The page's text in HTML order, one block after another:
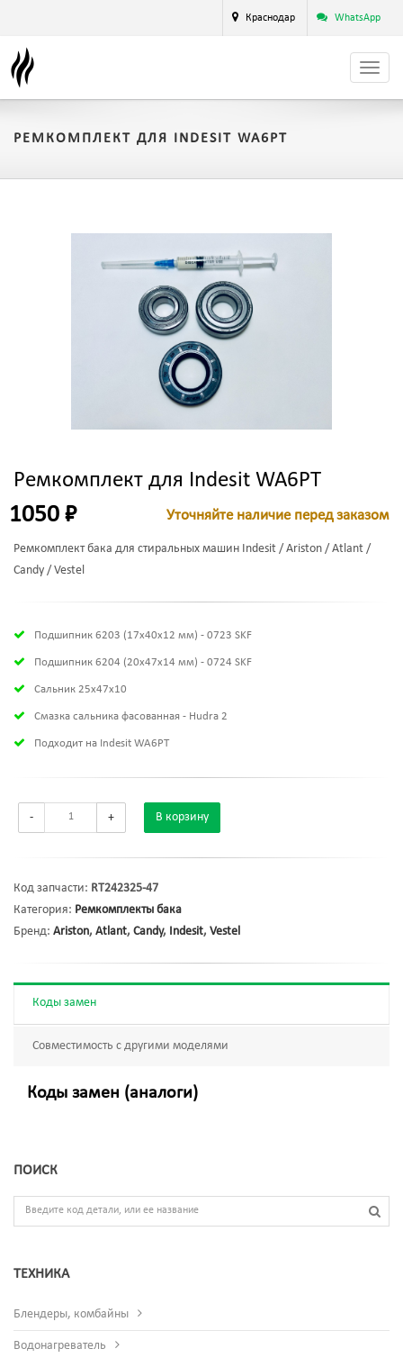
Краснодар WhatsApp
РЕМКОМПЛЕКТ ДЛЯ INDESIT WA6PT
Ремкомплект для Indesit WA6PT
1050 ₽ Уточняйте наличие перед заказом
Ремкомплект бака для стиральных машин Indesit / Ariston / Atlant /
Candy / Vestel
Подшипник 6203 (17х40х12 мм) - 0723 SKF
Подшипник 6204 (20х47х14 мм) - 0724 SKF
Сальник 25x47x10
Смазка сальника фасованная - Hudra 2
Подходит на Indesit WA6PT
- + В корзину
Код запчасти: RT242325-47
Категория: Ремкомплекты бака
Бренд: Ariston, Atlant, Candy, Indesit, Vestel
Коды замен
Совместимость с другими моделями
Коды замен (аналоги)
ПОИСК
ТЕХНИКА
Блендеры, комбайны
Водонагреватель